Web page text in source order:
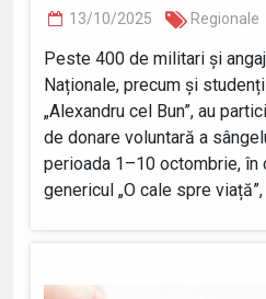
13/10/2025 Regionale
Peste 400 de militari și
Naționale, precum și
„Alexandru cel Bun”, au
de donare voluntară a
perioada 1–10 octombrie, în
genericul „O cale spre